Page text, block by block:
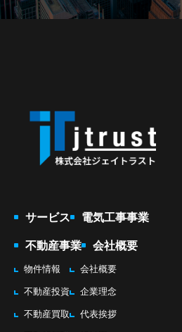
サービス 電気工事事業
不動産事業 会社概要
物件情報
不動産投資
不動産買取
会社概要
企業理念
代表挨拶